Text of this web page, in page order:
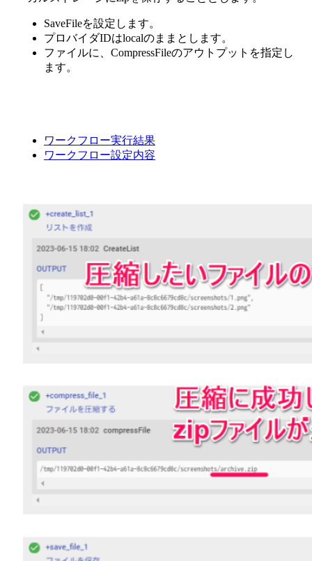
SaveFileを設定します。
プロバイダIDはlocalのままとします。
ファイルに、CompressFileのアウトプットを指定し
ます。
ワークフロー実行結果
ワークフロー設定内容